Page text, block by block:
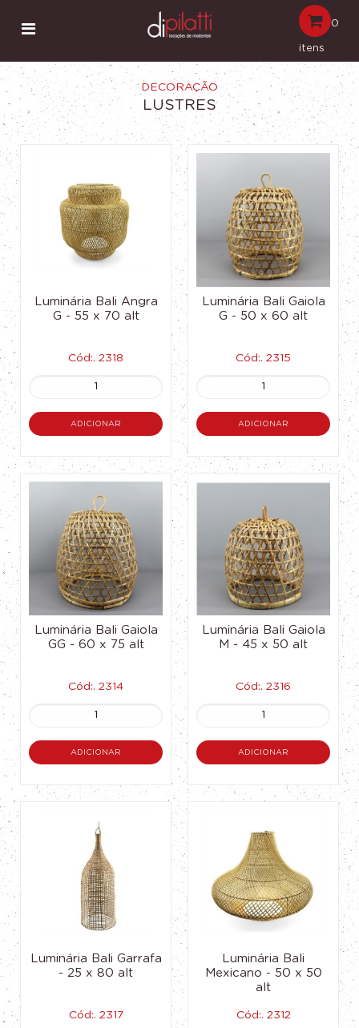
0
itens
DECORAÇÃO
LUSTRES
Luminária Bali Angra
G - 55 x 70 alt
Cód:. 2318
ADICIONAR
Luminária Bali Gaiola
G - 50 x 60 alt
Cód:. 2315
ADICIONAR
Luminária Bali Gaiola
GG - 60 x 75 alt
Cód:. 2314
ADICIONAR
Luminária Bali Gaiola
M - 45 x 50 alt
Cód:. 2316
ADICIONAR
Luminária Bali Garrafa
- 25 x 80 alt
Cód:. 2317
Luminária Bali
Mexicano - 50 x 50
alt
Cód:. 2312